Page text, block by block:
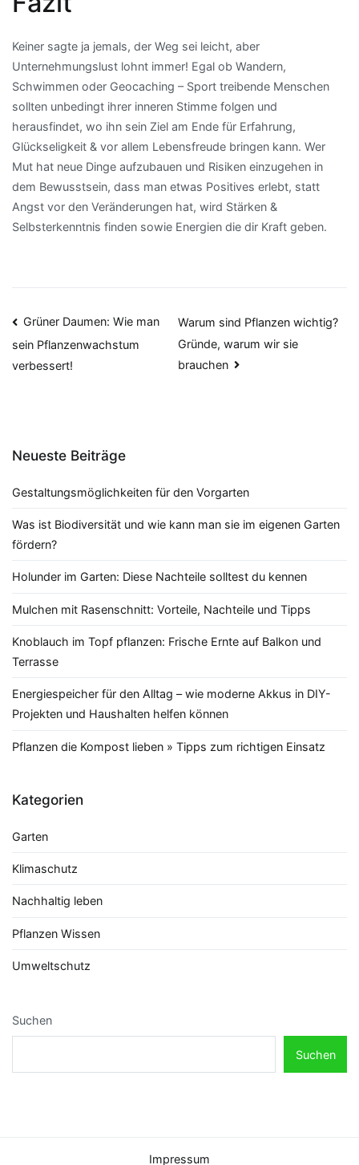
Keiner sagte ja jemals, der Weg sei leicht, aber
Unternehmungslust lohnt immer! Egal ob Wandern,
Schwimmen oder Geocaching – Sport treibende Menschen
sollten unbedingt ihrer inneren Stimme folgen und
herausfindet, wo ihn sein Ziel am Ende für Erfahrung,
Glückseligkeit & vor allem Lebensfreude bringen kann. Wer
Mut hat neue Dinge aufzubauen und Risiken einzugehen in
dem Bewusstsein, dass man etwas Positives erlebt, statt
Angst vor den Veränderungen hat, wird Stärken &
Selbsterkenntnis finden sowie Energien die dir Kraft geben.
Beitragsnavigation
Grüner Daumen: Wie man
sein Pflanzenwachstum
verbessert!
Warum sind Pflanzen wichtig?
Gründe, warum wir sie
brauchen
Neueste Beiträge
Gestaltungsmöglichkeiten für den Vorgarten
Was ist Biodiversität und wie kann man sie im eigenen Garten
fördern?
Holunder im Garten: Diese Nachteile solltest du kennen
Mulchen mit Rasenschnitt: Vorteile, Nachteile und Tipps
Knoblauch im Topf pflanzen: Frische Ernte auf Balkon und
Terrasse
Energiespeicher für den Alltag – wie moderne Akkus in DIY-
Projekten und Haushalten helfen können
Pflanzen die Kompost lieben » Tipps zum richtigen Einsatz
Kategorien
Garten
Klimaschutz
Nachhaltig leben
Pflanzen Wissen
Umweltschutz
Suchen
Suchen
Impressum